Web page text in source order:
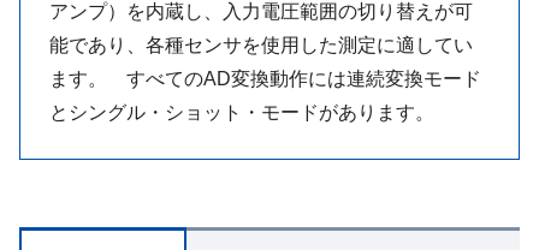
アンプ）を内蔵し、入力電圧範囲の切り替えが可
能であり、各種センサを使用した測定に適してい
ます。 すべてのAD変換動作には連続変換モード
とシングル・ショット・モードがあります。